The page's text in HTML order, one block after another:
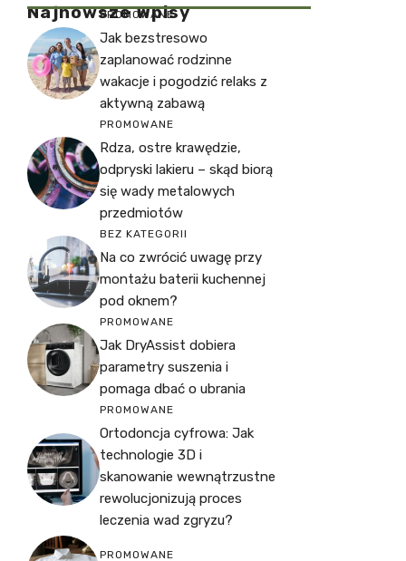
Najnowsze Wpisy
PROMOWANE
Jak bezstresowo
zaplanować rodzinne
wakacje i pogodzić relaks z
aktywną zabawą
PROMOWANE
Rdza, ostre krawędzie,
odpryski lakieru – skąd biorą
się wady metalowych
przedmiotów
BEZ KATEGORII
Na co zwrócić uwagę przy
montażu baterii kuchennej
pod oknem?
PROMOWANE
Jak DryAssist dobiera
parametry suszenia i
pomaga dbać o ubrania
PROMOWANE
Ortodoncja cyfrowa: Jak
technologie 3D i
skanowanie wewnątrzustne
rewolucjonizują proces
leczenia wad zgryzu?
PROMOWANE